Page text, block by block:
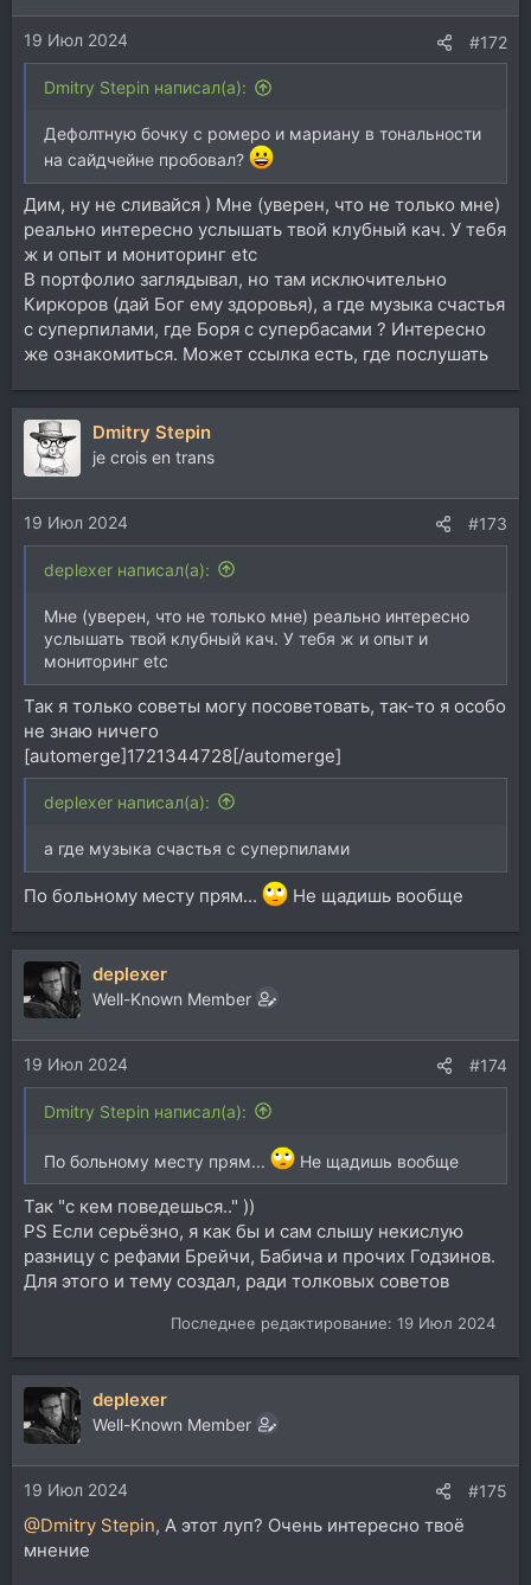
19 Июл 2024 #172
Dmitry Stepin написал(а):
Дефолтную бочку с ромеро и мариану в тональности
на сайдчейне пробовал?
Дим, ну не сливайся ) Мне (уверен, что не только мне)
реально интересно услышать твой клубный кач. У тебя
ж и опыт и мониторинг etc
В портфолио заглядывал, но там исключительно
Киркоров (дай Бог ему здоровья), а где музыка счастья
с суперпилами, где Боря с супербасами ? Интересно
же ознакомиться. Может ссылка есть, где послушать
Dmitry Stepin
je crois en trans
19 Июл 2024 #173
deplexer написал(а):
Мне (уверен, что не только мне) реально интересно
услышать твой клубный кач. У тебя ж и опыт и
мониторинг etc
Так я только советы могу посоветовать, так-то я особо
не знаю ничего
[automerge]1721344728[/automerge]
deplexer написал(а):
а где музыка счастья с суперпилами
По больному месту прям... Не щадишь вообще
deplexer
Well-Known Member
19 Июл 2024 #174
Dmitry Stepin написал(а):
По больному месту прям... Не щадишь вообще
Так "с кем поведешься.." ))
PS Если серьёзно, я как бы и сам слышу некислую
разницу с рефами Брейчи, Бабича и прочих Годзинов.
Для этого и тему создал, ради толковых советов
Последнее редактирование: 19 Июл 2024
deplexer
Well-Known Member
19 Июл 2024 #175
@Dmitry Stepin, А этот луп? Очень интересно твоё
мнение